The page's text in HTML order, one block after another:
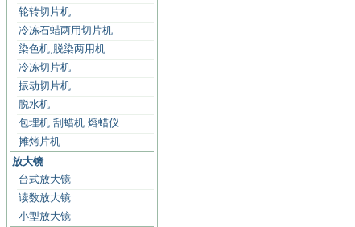
轮转切片机
冷冻石蜡两用切片机
染色机,脱染两用机
冷冻切片机
振动切片机
脱水机
包埋机 刮蜡机 熔蜡仪
摊烤片机
放大镜
台式放大镜
读数放大镜
小型放大镜